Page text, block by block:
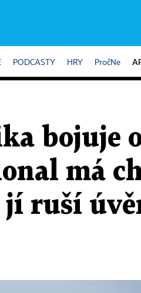
PODCASTY HRY PročNe
bojuje
má
jí ruší